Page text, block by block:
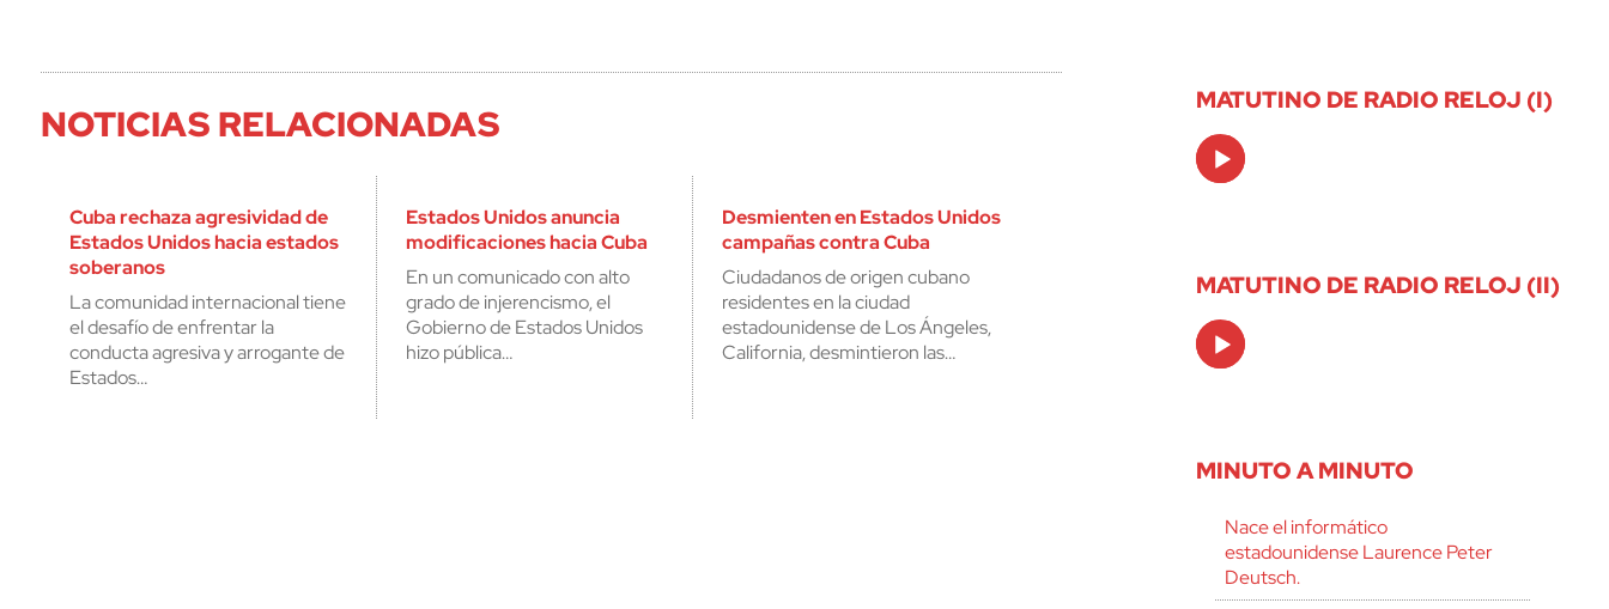
NOTICIAS RELACIONADAS
Cuba rechaza agresividad de
Estados Unidos hacia estados
soberanos
La comunidad internacional tiene
el desafío de enfrentar la
conducta agresiva y arrogante de
Estados…
Estados Unidos anuncia
modificaciones hacia Cuba
En un comunicado con alto
grado de injerencismo, el
Gobierno de Estados Unidos
hizo pública…
Desmienten en Estados Unidos
campañas contra Cuba
Ciudadanos de origen cubano
residentes en la ciudad
estadounidense de Los Ángeles,
California, desmintieron las…
MATUTINO DE RADIO RELOJ (I)
Audio
Player
MATUTINO DE RADIO RELOJ (II)
Audio
Player
MINUTO A MINUTO
Nace el informático
estadounidense Laurence Peter
Deutsch.